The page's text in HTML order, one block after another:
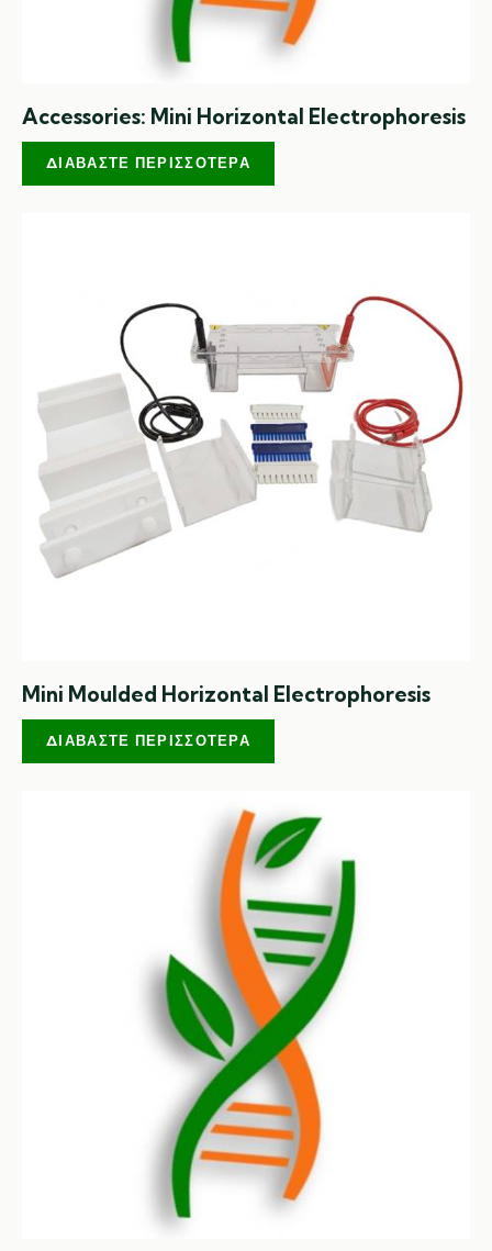
Accessories: Mini Horizontal Electrophoresis
ΔΙΑΒΆΣΤΕ ΠΕΡΙΣΣΌΤΕΡΑ
Mini Moulded Horizontal Electrophoresis
ΔΙΑΒΆΣΤΕ ΠΕΡΙΣΣΌΤΕΡΑ